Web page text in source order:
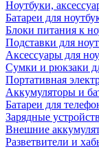
Ноутбуки,
Батареи для
Блоки питания к
Подставки для
Аксессуары для
Сумки и рюкзаки
Портативная
Аккумуляторы и
Батареи для
Зарядные
Внешние
Разветвители и